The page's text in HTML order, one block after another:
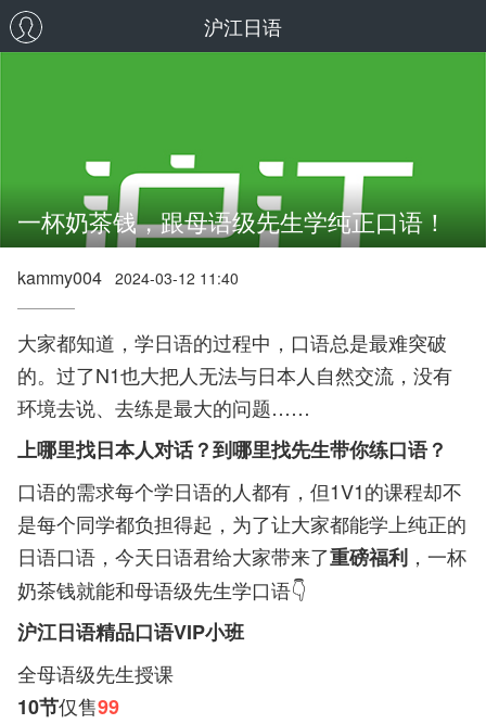
沪江日语
一杯奶茶钱，跟母语级先生学纯正口语！
kammy004 2024-03-12 11:40
大家都知道，学日语的过程中，口语总是最难突破
的。过了N1也大把人无法与日本人自然交流，没有
环境去说、去练是最大的问题……
上哪里找日本人对话？到哪里找先生带你练口语？
口语的需求每个学日语的人都有，但1V1的课程却不
是每个同学都负担得起，为了让大家都能学上纯正的
日语口语，今天日语君给大家带来了重磅福利 ，一杯
奶茶钱就能和母语级先生学口语👇
沪江日语精品口语VIP小班
全母语级先生授课
10节仅售99